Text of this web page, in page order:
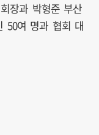
장과 박형준 부산
50여 명과 협회 대